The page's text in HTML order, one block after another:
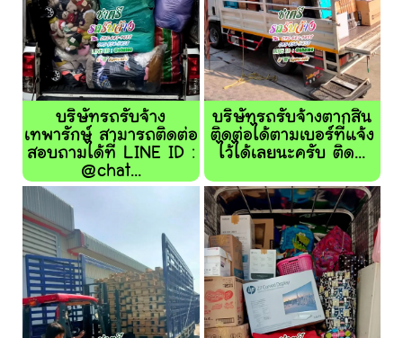
บริษัทรถรับจ้าง
เทพารักษ์ สามารถติดต่อ
สอบถามได้ที่ LINE ID :
@chat...
บริษัทรถรับจ้างตากสิน
ติดต่อได้ตามเบอร์ที่แจ้ง
ไว้ได้เลยนะครับ ติด...